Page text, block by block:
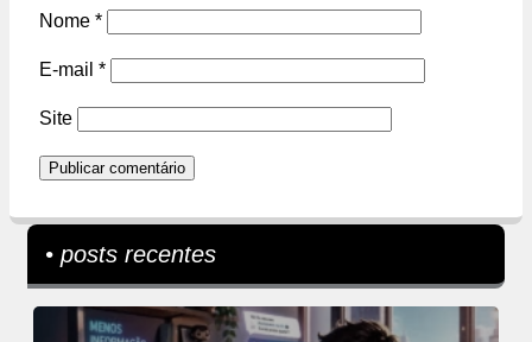
Nome *
E-mail *
Site
• posts recentes